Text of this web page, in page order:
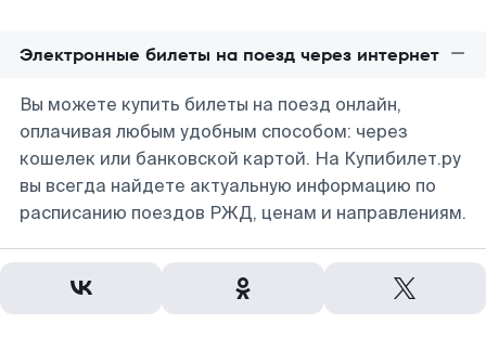
Электронные билеты на поезд через интернет
Вы можете купить билеты на поезд онлайн,
оплачивая любым удобным способом: через
кошелек или банковской картой. На Купибилет.ру
вы всегда найдете актуальную информацию по
расписанию поездов РЖД, ценам и направлениям.